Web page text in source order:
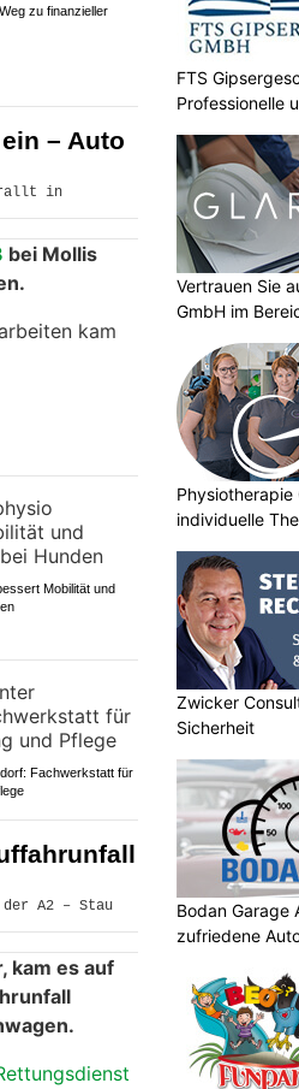
zu finanzieller
– Auto
bei Mollis
kam
Mobilität und
Fachwerkstatt für
kam es auf
FTS
Professionelle
Vertrauen Sie
GmbH im
Physiotherapie
individuelle
Zwicker
Sicherheit
Bodan Garage
zufriedene